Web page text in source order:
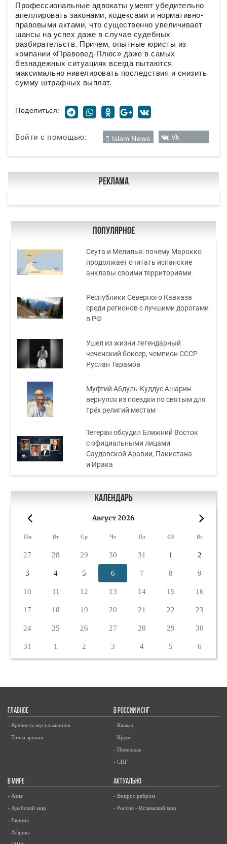
Профессиональные адвокаты умеют убедительно
апеллировать законами, кодексами и нормативно-
правовыми актами, что существенно увеличивает
шансы на успех даже в случае судебных
разбирательств. Причем, опытные юристы из
компании «Правовед-Плюс» даже в самых
безнадежных ситуациях всегда пытаются
максимально нивелировать последствия и снизить
сумму штрафных выплат.
Поделиться:
Войти с помощью: Islam News Vk
Реклама
Популярное
Сеута и Мелилья: почему Марокко
продолжает считать испанские
анклавы своими территориями
Республики Северного Кавказа
среди регионов с лучшими дорогами
в РФ
Ушел из жизни легендарный
чеченский боксер, чемпион СССР
Руслан Тарамов
Муфтий Абдуль-Куддус Ашарин
вернулся из поездки по святым для
трёх религий местам
Тегеран обсудил Ближний Восток
с официальными лицами
Саудовской Аравии, Пакистана
и Ирака
Календарь
Август 2026
Пн Вт Ср Чт Пт Сб Вс
27 28 29 30 31 1 2
3 4 5 6 7 8 9
10 11 12 13 14 15 16
17 18 19 20 21 22 23
24 25 26 27 28 29 30
31 1 2 3 4 5 6
ГЛАВНОЕ
- Крепость мусульманина
- Точка зрения
В РОССИИ И СНГ
- Кавказ
- Крым
- Поволжье
- СНГ
В МИРЕ
- Азия
- Арабский мир
- Европа
- Африка
АКТУАЛЬНО
- Вопрос ребром
- Россия - Исламский мир